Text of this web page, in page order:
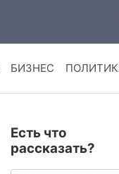
БИЗНЕС
Есть что
рассказать?